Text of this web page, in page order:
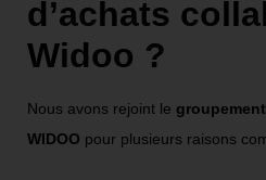
d’achats
Widoo ?
Nous avons rejoint le
WIDOO pour plusieurs raisons